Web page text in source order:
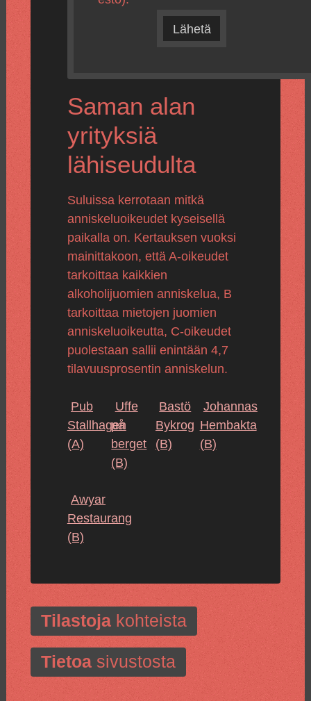
Lähetä
Saman alan
yrityksiä
lähiseudulta
Suluissa kerrotaan mitkä
anniskeluoikeudet kyseisellä
paikalla on. Kertauksen vuoksi
mainittakoon, että A-oikeudet
tarkoittaa kaikkien
alkoholijuomien anniskelua, B
tarkoittaa mietojen juomien
anniskeluoikeutta, C-oikeudet
puolestaan sallii enintään 4,7
tilavuusprosentin anniskelun.
Pub
Stallhagen
(A)
Uffe
på
berget
(B)
Bastö
Bykrog
(B)
Johannas
Hembakta
(B)
Awyar
Restaurang
(B)
Tilastojakohteista
Tietoasivustosta